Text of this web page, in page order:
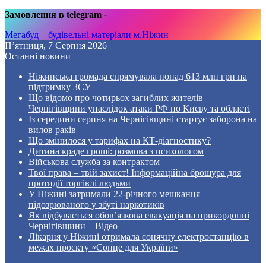
Замовлення в telegram -
Мегабуд – будівельні матеріали м.Ніжин
П’ятниця, 7 Серпня 2026
Останні новини
Ніжинська громада спрямувала понад 613 млн грн на
підтримку ЗСУ
Що відомо про чотирьох загиблих жителів
Чернігівщини унаслідок атаки РФ по Києву та області
Із середини серпня на Чернігівщині стартує заборона на
вилов раків
Що змінилося у тарифах на КТ-діагностику?
Дитина краде гроші: розмова з психологом
Військова служба за контрактом
Твої права – твій захист! Інформаційна брошура для
протидії торгівлі людьми
У Ніжині затримали 22-річного мешканця
підозрюваного у збуті наркотиків
Як відбувається обов’язкова евакуація на прикордонні
Чернігівщини – Відео
Лікарня у Ніжині отримала сонячну електростанцію в
межах проєкту «Сонце для України»